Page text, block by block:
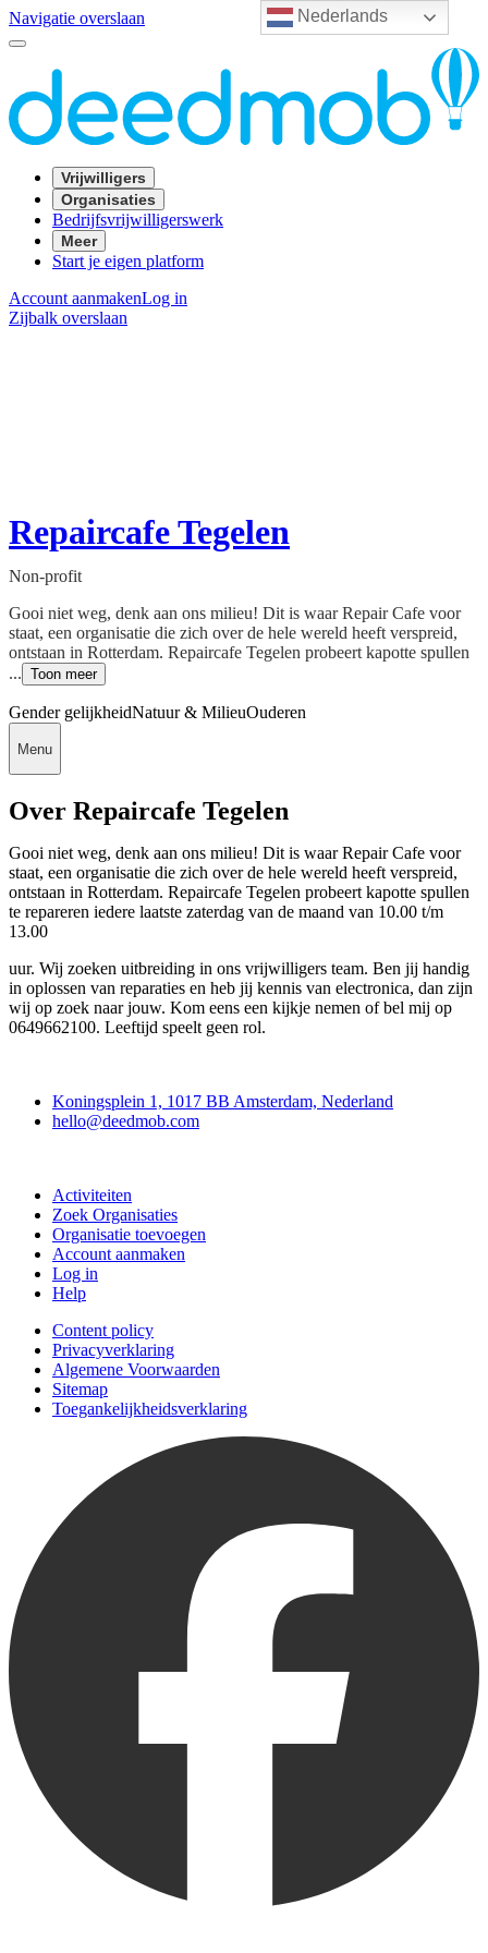
Nederlands
Navigatie overslaan
Vrijwilligers
Organisaties
Bedrijfsvrijwilligerswerk
Meer
Start je eigen platform
Account aanmakenLog in
Zijbalk overslaan
Repaircafe Tegelen
Non-profit
Gooi niet weg, denk aan ons milieu! Dit is waar Repair Cafe voor
staat, een organisatie die zich over de hele wereld heeft verspreid,
ontstaan in Rotterdam. Repaircafe Tegelen probeert kapotte spullen
... Toon meer
Gender gelijkheidNatuur & MilieuOuderen
Menu
Over Repaircafe Tegelen
Gooi niet weg, denk aan ons milieu! Dit is waar Repair Cafe voor
staat, een organisatie die zich over de hele wereld heeft verspreid,
ontstaan in Rotterdam. Repaircafe Tegelen probeert kapotte spullen
te repareren iedere laatste zaterdag van de maand van 10.00 t/m
13.00
uur. Wij zoeken uitbreiding in ons vrijwilligers team. Ben jij handig
in oplossen van reparaties en heb jij kennis van electronica, dan zijn
wij op zoek naar jouw. Kom eens een kijkje nemen of bel mij op
0649662100. Leeftijd speelt geen rol.
Koningsplein 1, 1017 BB Amsterdam, Nederland
hello@deedmob.com
Activiteiten
Zoek Organisaties
Organisatie toevoegen
Account aanmaken
Log in
Help
Content policy
Privacyverklaring
Algemene Voorwaarden
Sitemap
Toegankelijkheidsverklaring